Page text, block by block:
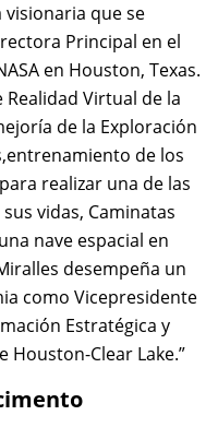
visionaria que se
Principal en el
en Houston, Texas.
Virtual de la
de la Exploración
de los
realizar una de las
vidas, Caminatas
nave espacial en
desempeña un
como Vicepresidente
Estratégica y
Houston-Clear Lake.”